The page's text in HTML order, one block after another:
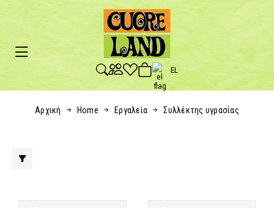
EL
Αρχική Home Εργαλεία Συλλέκτης υγρασίας